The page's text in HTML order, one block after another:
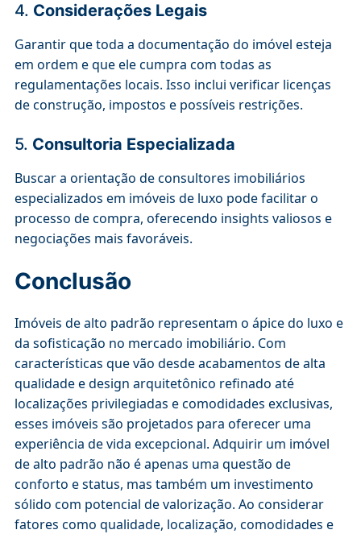
4. Considerações Legais
Garantir que toda a documentação do imóvel esteja
em ordem e que ele cumpra com todas as
regulamentações locais. Isso inclui verificar licenças
de construção, impostos e possíveis restrições.
5. Consultoria Especializada
Buscar a orientação de consultores imobiliários
especializados em imóveis de luxo pode facilitar o
processo de compra, oferecendo insights valiosos e
negociações mais favoráveis.
Conclusão
Imóveis de alto padrão representam o ápice do luxo e
da sofisticação no mercado imobiliário. Com
características que vão desde acabamentos de alta
qualidade e design arquitetônico refinado até
localizações privilegiadas e comodidades exclusivas,
esses imóveis são projetados para oferecer uma
experiência de vida excepcional. Adquirir um imóvel
de alto padrão não é apenas uma questão de
conforto e status, mas também um investimento
sólido com potencial de valorização. Ao considerar
fatores como qualidade, localização, comodidades e